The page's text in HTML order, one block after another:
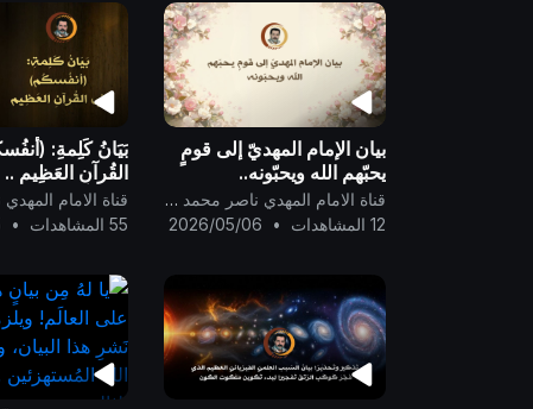
بيان الإمام المهديّ إلى قومٍ
يحبّهم الله ويحبّونه..
قناة الامام المهدي ناصر محمد اليماني
12 المشاهدات
•
2026/05/06
بَيَانُ كَلِمةِ:
القُرآنِ العَظِيم ..
55 المشاهدات
•